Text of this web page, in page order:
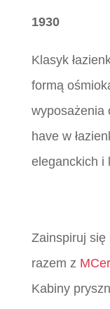
1930
Klasyk
formą
wyposażenia
have w
eleganckich i
Zainspiruj się
razem z
Kabiny